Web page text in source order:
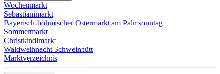
Wochenmarkt
Sebastianimarkt
Bayerisch-böhmischer Ostermarkt am Palmsonntag
Sommermarkt
Christkindlmarkt
Waldweihnacht Schweinhütt
Marktverzeichnis